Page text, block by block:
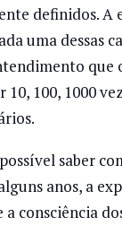
definidos. A
uma dessas
que
100, 1000
saber
anos, a
consciência